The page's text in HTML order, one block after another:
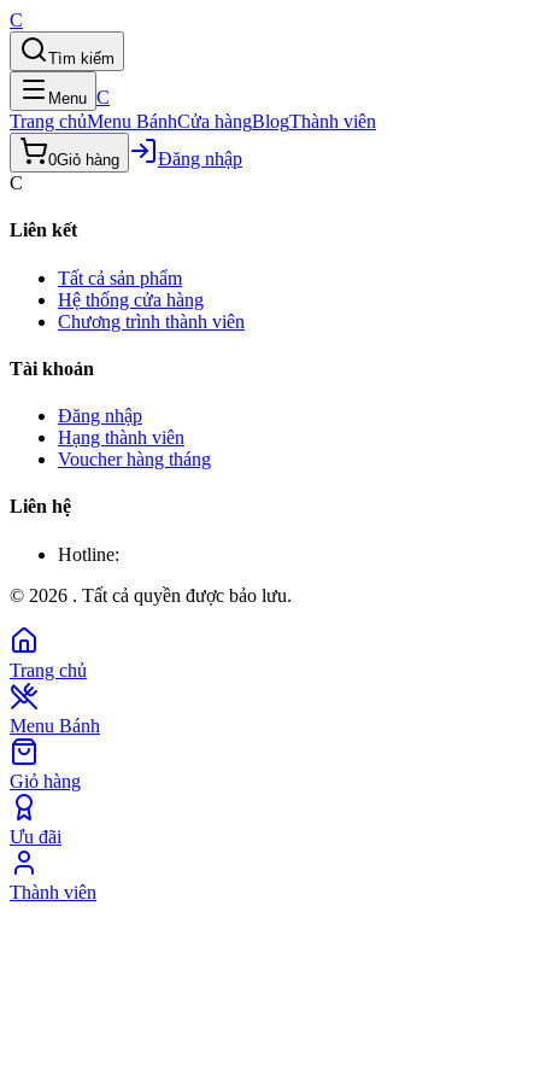
C
Tìm kiếm
Menu C
Trang chủMenu BánhCửa hàngBlogThành viên
0Giỏ hàng
Đăng nhập
C
Liên kết
Tất cả sản phẩm
Hệ thống cửa hàng
Chương trình thành viên
Tài khoản
Đăng nhập
Hạng thành viên
Voucher hàng tháng
Liên hệ
Hotline:
© 2026 . Tất cả quyền được bảo lưu.
Trang chủ
Menu Bánh
Giỏ hàng
Ưu đãi
Thành viên